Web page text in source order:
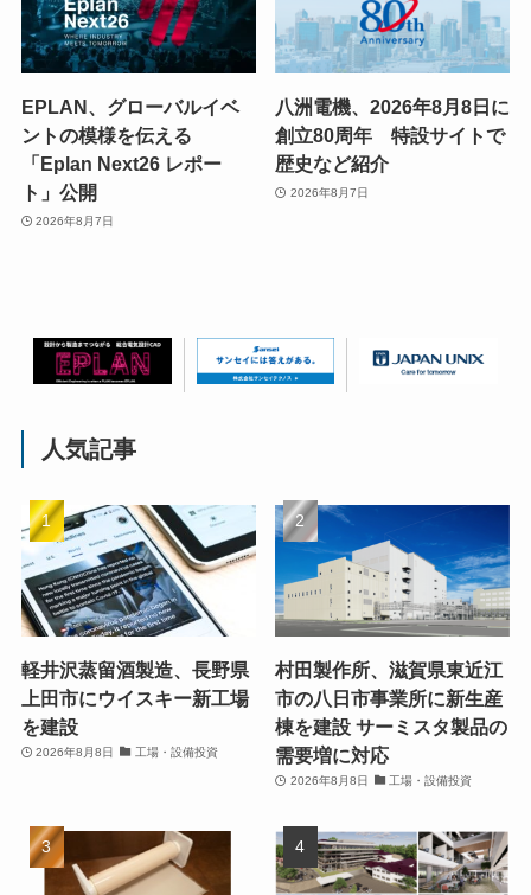
EPLAN、グローバルイベ
ントの模様を伝える
「Eplan Next26 レポー
ト」公開
2026年8月7日
八洲電機、2026年8月8日に
創立80周年 特設サイトで
歴史など紹介
2026年8月7日
人気記事
軽井沢蒸留酒製造、長野県
上田市にウイスキー新工場
を建設
2026年8月8日 工場・設備投資
村田製作所、滋賀県東近江
市の八日市事業所に新生産
棟を建設 サーミスタ製品の
需要増に対応
2026年8月8日 工場・設備投資